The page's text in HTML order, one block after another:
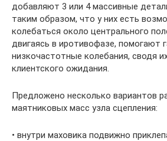
добавляют 3 или 4 массивные
таким образом, что у них есть
колебаться около центрального
двигаясь в иротивофазе, помогают
низкочастотные колебания, сводя
клиентского ожидания.
Предложено несколько вариантов
маятниковых масс узла сцепления:
• внутри маховика подвижно